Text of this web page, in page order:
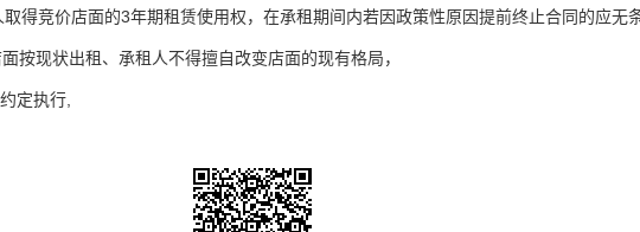
得竞价店面的3年期租赁使用权，在承租期间内若因政策性原因提前终止合同的应无
按现状出租、承租人不得擅自改变店面的现有格局，
定执行,